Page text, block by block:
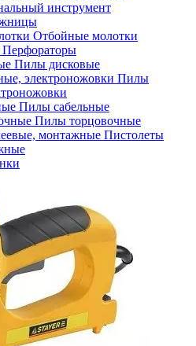
инструмент
Отбойные молотки
Перфораторы
Пилы дисковые
Пилы
Пилы сабельные
Пилы торцовочные
Пистолеты